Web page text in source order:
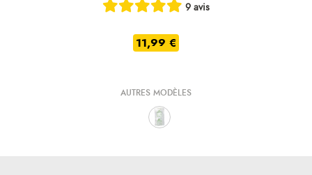
9 avis
11,99 €
AUTRES MODÈLES